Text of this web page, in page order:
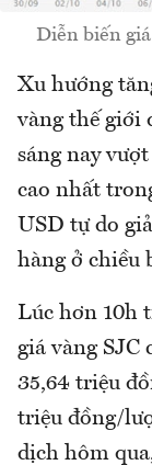
Diễn biến
Xu hướng
vàng thế giới
sáng nay
cao nhất
USD tự do
hàng ở chiều
Lúc hơn 10h
giá vàng
35,64 triệu
triệu đồng/
dịch hôm